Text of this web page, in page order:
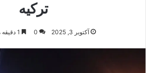
ترکیه
آکتوبر 3, 2025 0